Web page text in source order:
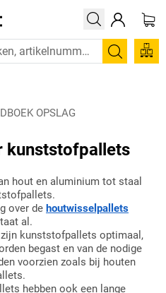
Zoeken
OPSLAG
kunststofpallets
hout en aluminium tot staal
over de houtwisselpallets
al.
kunststofpallets optimaal,
begast en van de nodige
voorzien zoals bij houten
hebben ook een lange